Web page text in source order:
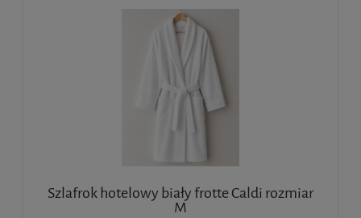
Szlafrok hotelowy biały frotte Caldi rozmiar
M